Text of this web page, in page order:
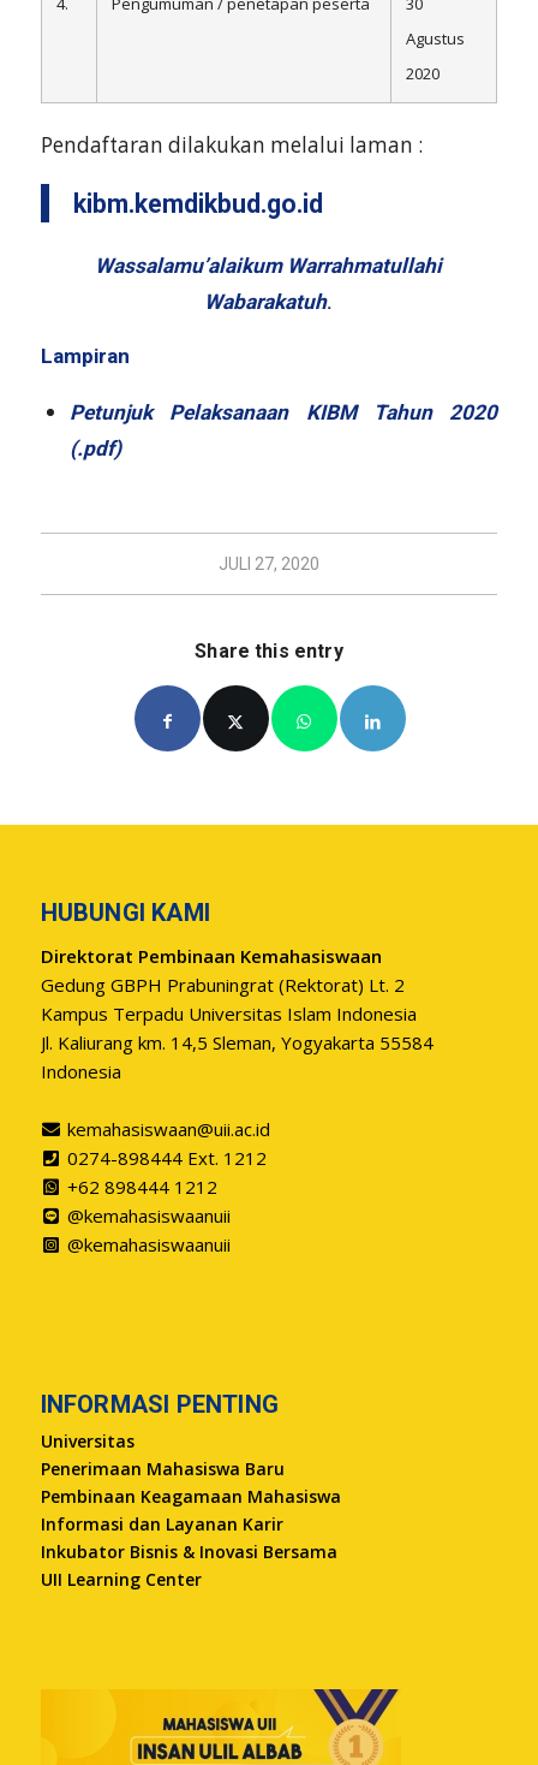
Agustus
2020
Pendaftaran dilakukan melalui laman :
kibm.kemdikbud.go.id
Wassalamu’alaikum Warrahmatullahi
Wabarakatuh.
Lampiran
Petunjuk Pelaksanaan KIBM Tahun 2020
(.pdf)
JULI 27, 2020
Share this entry
HUBUNGI KAMI
Direktorat Pembinaan Kemahasiswaan
Gedung GBPH Prabuningrat (Rektorat) Lt. 2
Kampus Terpadu Universitas Islam Indonesia
Jl. Kaliurang km. 14,5 Sleman, Yogyakarta 55584
Indonesia
kemahasiswaan@uii.ac.id
0274-898444 Ext. 1212
+62 898444 1212
@kemahasiswaanuii
@kemahasiswaanuii
INFORMASI PENTING
Universitas
Penerimaan Mahasiswa Baru
Pembinaan Keagamaan Mahasiswa
Informasi dan Layanan Karir
Inkubator Bisnis & Inovasi Bersama
UII Learning Center